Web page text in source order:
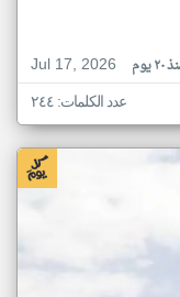
Jul 17, 2026
يوم
عدد الكلمات: ٢٤٤